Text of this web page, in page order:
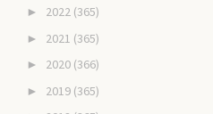
► 2022 (365)
► 2021 (365)
► 2020 (366)
► 2019 (365)